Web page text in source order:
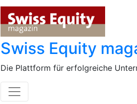
Skip
content
Swiss Equity
Die Plattform für erfolgreiche